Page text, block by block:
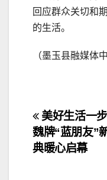
回应群众关切和
的生活。
（墨玉县融媒体
文
章
美好生活一
魏牌“蓝朋友”
典暖心启幕